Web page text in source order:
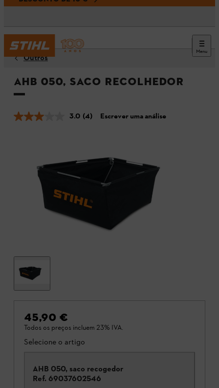
Menu
Outros
AHB 050, saco recolhedor
3.0 (4) Escrever uma análise
45,90 €
Todos os preços incluem 23% IVA.
Selecione o artigo
AHB 050, saco recogedor
Ref. 69037602546